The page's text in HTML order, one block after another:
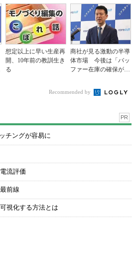
想定以上に早い生産再
開、10年前の教訓生き
る
商社が見る激動の半導
体市場 今後は「バッ
ファー在庫の確保が重
Recommended by
PR
チングが容易に
流評価
前線
視化する方法とは